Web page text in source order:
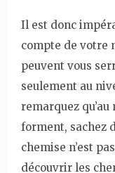
Il est donc
compte de votre
peuvent vous
seulement au
remarquez
forment, sachez
chemise n’est
découvrir les